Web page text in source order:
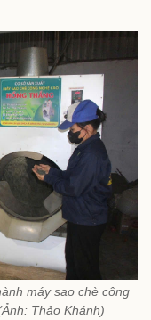
máy sao chè công
Thảo Khánh)